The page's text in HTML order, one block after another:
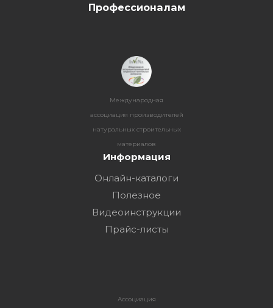
Профессионалам
Международная
ассоциация производителей
натуральных строительных
материалов
Информация
Онлайн-каталоги
Полезное
Видеоинструкции
Прайс-листы
Ассоциация